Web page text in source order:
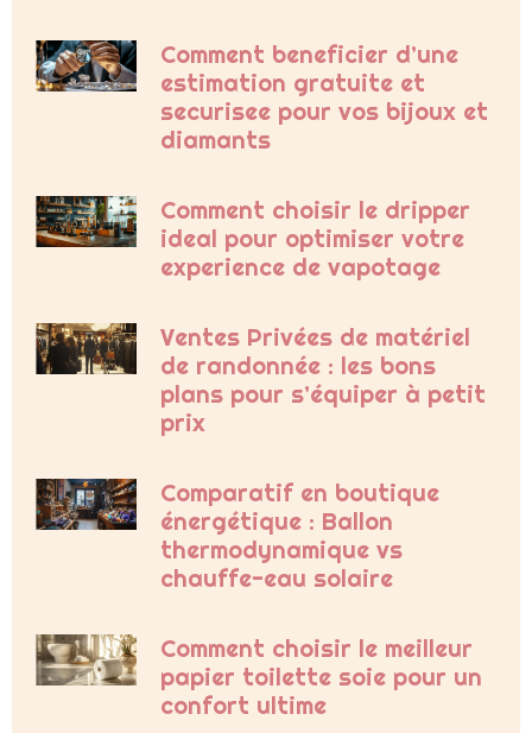
Comment beneficier d’une
estimation gratuite et
securisee pour vos bijoux et
diamants
Comment choisir le dripper
ideal pour optimiser votre
experience de vapotage
Ventes Privées de matériel
de randonnée : les bons
plans pour s’équiper à petit
prix
Comparatif en boutique
énergétique : Ballon
thermodynamique vs
chauffe-eau solaire
Comment choisir le meilleur
papier toilette soie pour un
confort ultime